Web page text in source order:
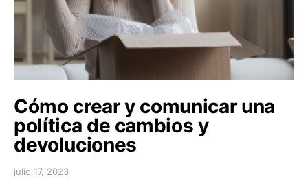
Cómo crear y comunicar una
política de cambios y
devoluciones
julio 17, 2023